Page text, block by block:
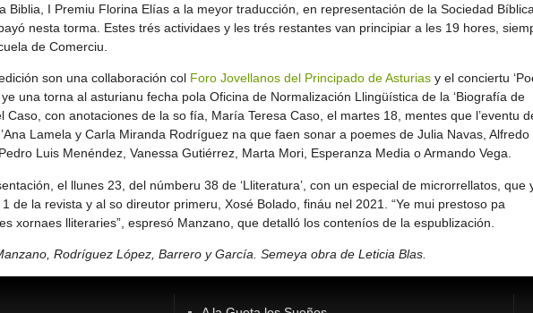
Biblia, I Premiu Florina Elías a la meyor traducción, en representación de la Sociedad
nesta torma. Estes trés actividaes y les trés restantes van principiar a les 19 hores,
de Comerciu.
son una collaboración col Foro Jovellanos del Principado de Asturias y el conciertu
ye una torna al asturianu fecha pola Oficina de Normalización Llingüística de la ‘Biografía de
Caso, con anotaciones de la so fía, María Teresa Caso, el martes 18, mentes que l’eventu
Lamela y Carla Miranda Rodríguez na que faen sonar a poemes de Julia Navas, Alfredo
Luis Menéndez, Vanessa Gutiérrez, Marta Mori, Esperanza Media o Armando Vega.
el llunes 23, del númberu 38 de ‘Lliteratura’, con un especial de microrrellatos, que
de la revista y al so direutor primeru, Xosé Bolado, fináu nel 2021. “Ye mui prestoso pa
xornaes lliteraries”, espresó Manzano, que detalló los conteníos de la espublización.
Rodríguez López, Barrero y García. Semeya obra de Leticia Blas.